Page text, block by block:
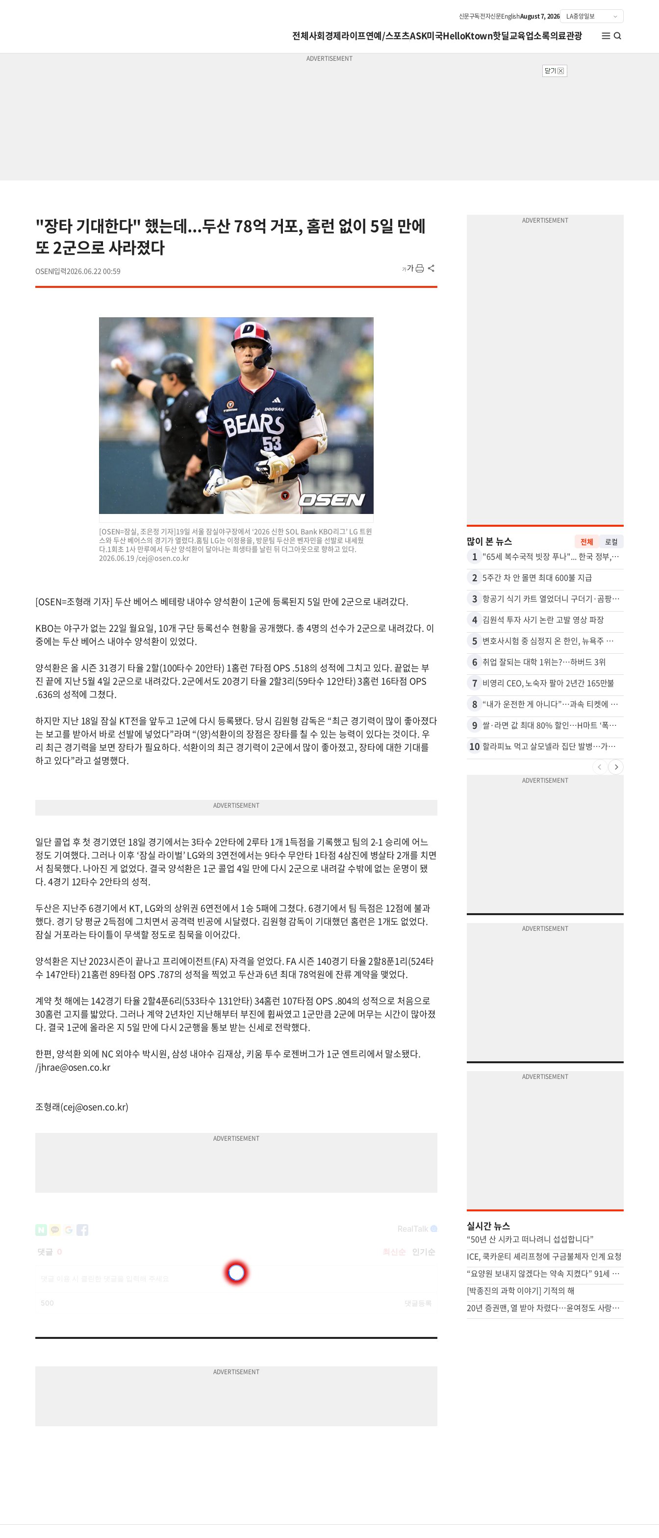
신문구독전자신문EnglishAugust 7, 2026
전체사회경제라이프연예/스포츠ASK미국HelloKtown핫딜교육업소록의료관광
"장타 기대한다" 했는데...두산 78억 거포, 홈런 없이 5일 만에
또 2군으로 사라졌다
OSEN 2026.06.22 00:59
[OSEN=잠실, 조은정 기자]19일 서울 잠실야구장에서 ‘2026 신한 SOL Bank KBO리그’ LG 트윈
스와 두산 베어스의 경기가 열렸다.홈팀 LG는 이정용을, 방문팀 두산은 벤자민을 선발로 내세웠
다.1회초 1사 만루에서 두산 양석환이 달아나는 희생타를 날린 뒤 더그아웃으로 향하고 있다.
2026.06.19 /cej@osen.co.kr
[OSEN=조형래 기자] 두산 베어스 베테랑 내야수 양석환이 1군에 등록된지 5일 만에 2군으로 내려갔다.
KBO는 야구가 없는 22일 월요일, 10개 구단 등록선수 현황을 공개했다. 총 4명의 선수가 2군으로 내려갔다. 이
중에는 두산 베어스 내야수 양석환이 있었다.
양석환은 올 시즌 31경기 타율 2할(100타수 20안타) 1홈런 7타점 OPS .518의 성적에 그치고 있다. 끝없는 부
진 끝에 지난 5월 4일 2군으로 내려갔다. 2군에서도 20경기 타율 2할3리(59타수 12안타) 3홈런 16타점 OPS
.636의 성적에 그쳤다.
하지만 지난 18일 잠실 KT전을 앞두고 1군에 다시 등록됐다. 당시 김원형 감독은 “최근 경기력이 많이 좋아졌다
는 보고를 받아서 바로 선발에 넣었다”라며 “(양)석환이의 장점은 장타를 칠 수 있는 능력이 있다는 것이다. 우
리 최근 경기력을 보면 장타가 필요하다. 석환이의 최근 경기력이 2군에서 많이 좋아졌고, 장타에 대한 기대를
하고 있다”라고 설명했다.
일단 콜업 후 첫 경기였던 18일 경기에서는 3타수 2안타에 2루타 1개 1득점을 기록했고 팀의 2-1 승리에 어느
정도 기여했다. 그러나 이후 ‘잠실 라이벌’ LG와의 3연전에서는 9타수 무안타 1타점 4삼진에 병살타 2개를 치면
서 침묵했다. 나아진 게 없었다. 결국 양석환은 1군 콜업 4일 만에 다시 2군으로 내려갈 수밖에 없는 운명이 됐
다. 4경기 12타수 2안타의 성적.
두산은 지난주 6경기에서 KT, LG와의 상위권 6연전에서 1승 5패에 그쳤다. 6경기에서 팀 득점은 12점에 불과
했다. 경기 당 평균 2득점에 그치면서 공격력 빈공에 시달렸다. 김원형 감독이 기대했던 홈런은 1개도 없었다.
잠실 거포라는 타이틀이 무색할 정도로 침묵을 이어갔다.
양석환은 지난 2023시즌이 끝나고 프리에이전트(FA) 자격을 얻었다. FA 시즌 140경기 타율 2할8푼1리(524타
수 147안타) 21홈런 89타점 OPS .787의 성적을 찍었고 두산과 6년 최대 78억원에 잔류 계약을 맺었다.
계약 첫 해에는 142경기 타율 2할4푼6리(533타수 131안타) 34홈런 107타점 OPS .804의 성적으로 처음으로
30홈런 고지를 밟았다. 그러나 계약 2년차인 지난해부터 부진에 휩싸였고 1군만큼 2군에 머무는 시간이 많아졌
다. 결국 1군에 올라온 지 5일 만에 다시 2군행을 통보 받는 신세로 전락했다.
한편, 양석환 외에 NC 외야수 박시원, 삼성 내야수 김재상, 키움 투수 로젠버그가 1군 엔트리에서 말소됐다.
/jhrae@osen.co.kr
조형래(cej@osen.co.kr)
많이 본 뉴스 전체 로컬
1 "65세 복수국적 빗장 푸나"... 한국 정부, 연령 완화 전면 추진
2 5주간 차 안 몰면 최대 600불 지급
3 항공기 식기 카트 열었더니 구더기·곰팡이…LAX 기내식 업체 논란
4 김원석 투자 사기 논란 고발 영상 파장
5 변호사시험 중 심정지 온 한인, 뉴욕주 제소
6 취업 잘되는 대학 1위는?…하버드 3위
7 비영리 CEO, 노숙자 팔아 2년간 165만불
8 “내가 운전한 게 아니다”…과속 티켓에 오토파일럿 탓한 운전자
9 쌀·라면 값 최대 80% 할인…H마트 ‘폭탄 세일’
10 할라피뇨 먹고 살모넬라 집단 발병…가주 등 27개 주 확산
실시간 뉴스
“50년 산 시카고 떠나려니 섭섭합니다”
ICE, 쿡카운티 셰리프청에 구금불체자 인계 요청
“요양원 보내지 않겠다는 약속 지켰다” 91세 남성, 아내 살해 혐의
[박종진의 과학 이야기] 기적의 해
20년 증권맨, 열 받아 차렸다…윤여정도 사랑한 ‘함박스텍집’